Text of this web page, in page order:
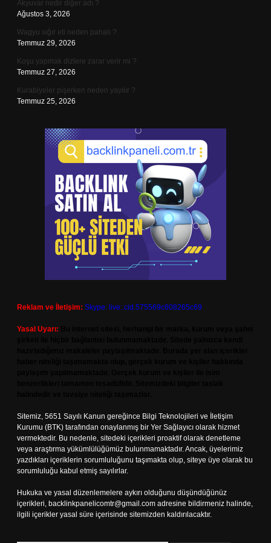
Akyuvar nedir diğer adı ?
Ağustos 3, 2026
Wagyu sığır eti neden pahalı ?
Temmuz 29, 2026
Koşu yapmak dizlere zarar verir mi ?
Temmuz 27, 2026
Kurabiyeler pişerken neden yayılır ?
Temmuz 25, 2026
Reklam ve İletişim: Skype: live:.cid.575569c608265c69
Yasal Uyarı:
Sitemiz, 5651 Sayılı Kanun gereğince Bilgi Teknolojileri ve İletişim
Kurumu (BTK) tarafından onaylanmış bir Yer Sağlayıcı olarak hizmet
vermektedir. Bu nedenle, sitedeki içerikleri proaktif olarak denetleme
veya araştırma yükümlülüğümüz bulunmamaktadır. Ancak, üyelerimiz
yazdıkları içeriklerin sorumluluğunu taşımakta olup, siteye üye olarak bu
sorumluluğu kabul etmiş sayılırlar.
Hukuka ve yasal düzenlemelere aykırı olduğunu düşündüğünüz
içerikleri, backlinkpanelicomtr@gmail.com adresine bildirmeniz halinde,
ilgili içerikler yasal süre içerisinde sitemizden kaldırılacaktır.